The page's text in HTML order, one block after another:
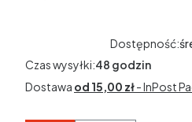
Dostępność:
Czas wysyłki:48 godzin
Dostawa od 15,00 zł- InPost